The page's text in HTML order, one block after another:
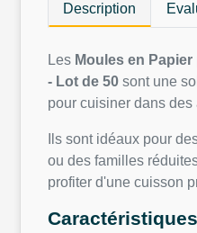
Description
Les Moules en
- Lot de 50 sont une
pour cuisiner dans
Ils sont idéaux pour
ou des familles
profiter d'une cuisson